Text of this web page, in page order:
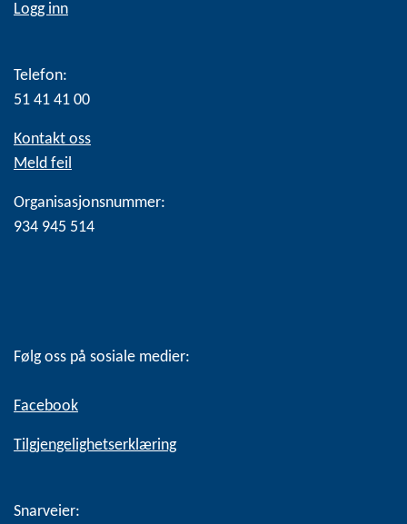
Logg inn
Telefon:
51 41 41 00
Kontakt oss
Meld feil
Organisasjonsnummer:
934 945 514
Følg oss på sosiale medier:
Facebook
Tilgjengelighetserklæring
Snarveier: